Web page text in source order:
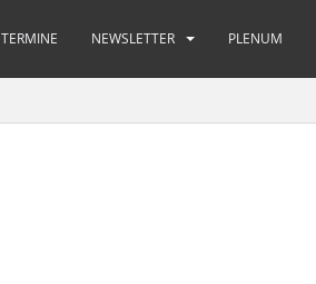
TERMINE NEWSLETTER PLENUM